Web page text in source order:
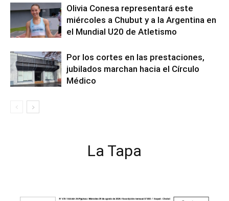
Olivia Conesa representará este
miércoles a Chubut y a la Argentina en
el Mundial U20 de Atletismo
Por los cortes en las prestaciones,
jubilados marchan hacia el Círculo
Médico
La Tapa